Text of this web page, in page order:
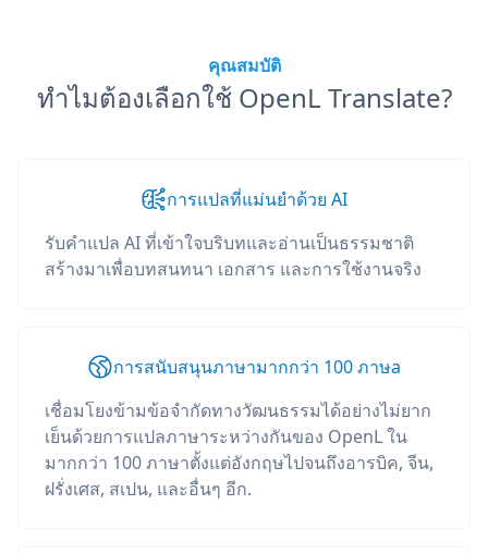
คุณสมบัติ
ทำไมต้องเลือกใช้ OpenL Translate?
การแปลที่แม่นยำด้วย AI
รับคำแปล AI ที่เข้าใจบริบทและอ่านเป็นธรรมชาติ
สร้างมาเพื่อบทสนทนา เอกสาร และการใช้งานจริง
การสนับสนุนภาษามากกว่า 100 ภาษа
เชื่อมโยงข้ามข้อจำกัดทางวัฒนธรรมได้อย่างไม่ยาก
เย็นด้วยการแปลภาษาระหว่างกันของ OpenL ใน
มากกว่า 100 ภาษาตั้งแต่อังกฤษไปจนถึงอารบิค, จีน,
ฝรั่งเศส, สเปน, และอื่นๆ อีก.